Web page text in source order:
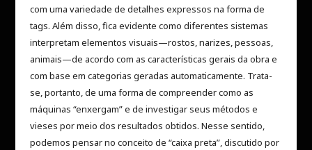
com uma variedade de detalhes expressos na forma de
tags. Além disso, fica evidente como diferentes sistemas
interpretam elementos visuais—rostos, narizes, pessoas,
animais—de acordo com as características gerais da obra e
com base em categorias geradas automaticamente. Trata-
se, portanto, de uma forma de compreender como as
máquinas “enxergam” e de investigar seus métodos e
vieses por meio dos resultados obtidos. Nesse sentido,
podemos pensar no conceito de “caixa preta”, discutido por